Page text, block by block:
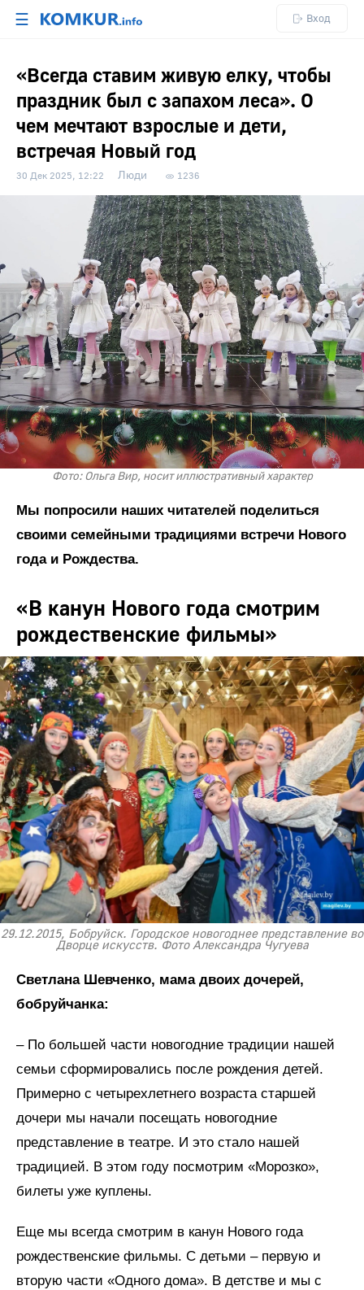
☰ Вход
«Всегда ставим живую елку, чтобы
праздник был с запахом леса». О
чем мечтают взрослые и дети,
встречая Новый год
30 Дек 2025, 12:22 Люди 1236
Фото: Ольга Вир, носит иллюстративный характер
Мы попросили наших читателей поделиться
своими семейными традициями встречи Нового
года и Рождества.
«В канун Нового года смотрим
рождественские фильмы»
29.12.2015, Бобруйск. Городское новогоднее представление во
Дворце искусств. Фото Александра Чугуева
Светлана Шевченко, мама двоих дочерей,
бобруйчанка:
– По большей части новогодние традиции нашей
семьи сформировались после рождения детей.
Примерно с четырехлетнего возраста старшей
дочери мы начали посещать новогодние
представление в театре. И это стало нашей
традицией. В этом году посмотрим «Морозко»,
билеты уже куплены.
Еще мы всегда смотрим в канун Нового года
рождественские фильмы. С детьми – первую и
вторую части «Одного дома». В детстве и мы с